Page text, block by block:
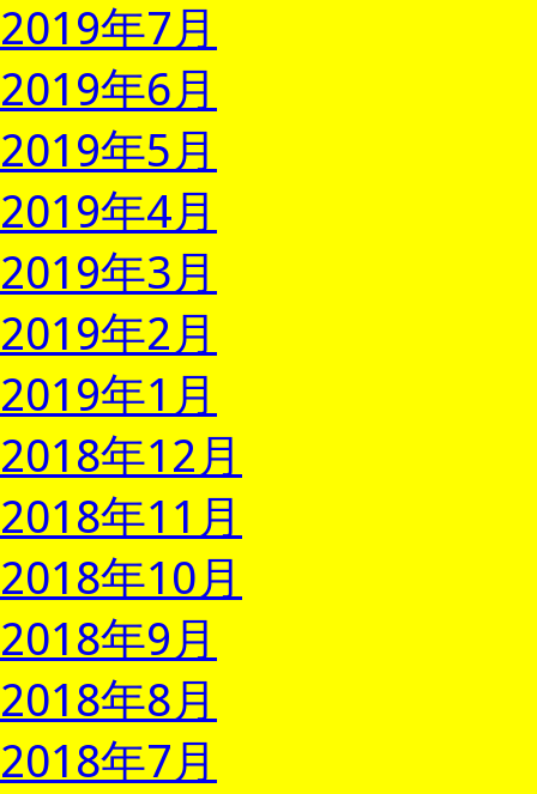
2019年7月
2019年6月
2019年5月
2019年4月
2019年3月
2019年2月
2019年1月
2018年12月
2018年11月
2018年10月
2018年9月
2018年8月
2018年7月